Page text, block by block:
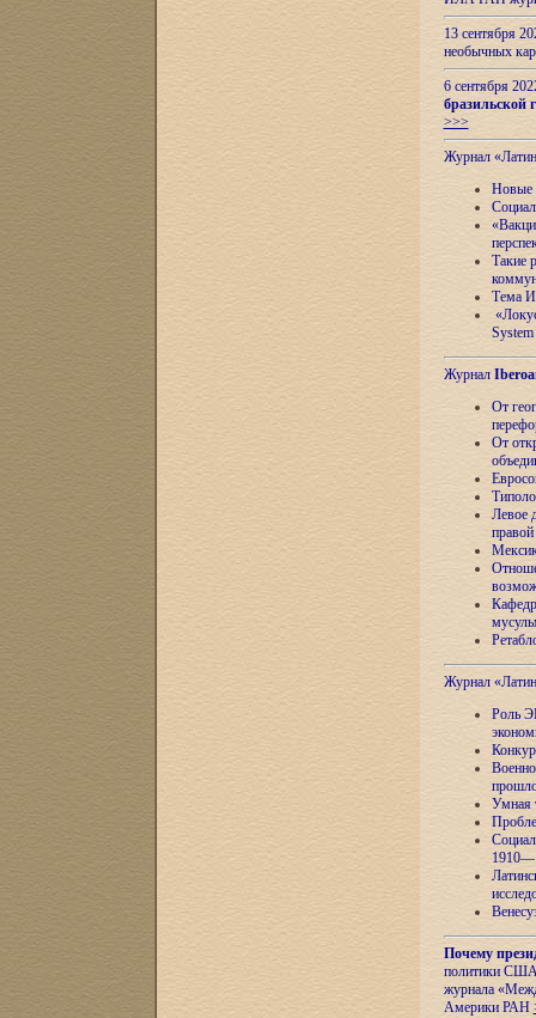
13 сентября
необычных
6 сентября
бразильской
>>>
Журнал
Новые
Такие
Тема
Журнал
От
От
Левое
Журнал
Роль
Умная
Почему
политики США
журнала
Америки РАН